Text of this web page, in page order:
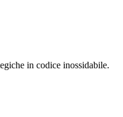
in codice inossidabile.